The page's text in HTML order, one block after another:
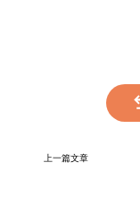
上一篇文章